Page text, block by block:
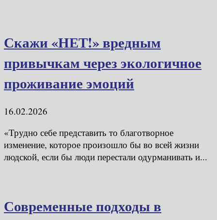
Скажи «НЕТ!» вредным
привычкам через экологичное
проживание эмоций
16.02.2026
«Трудно себе представить то благотворное
изменение, которое произошло бы во всей жизни
людской, если бы люди перестали одурманивать и...
Современные подходы в